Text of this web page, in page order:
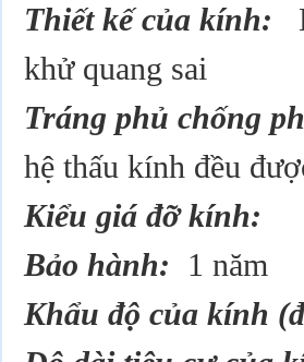
Thiết kế của kính:
khử quang sai
Tráng phủ chống
hệ thấu kính đều
Kiểu giá đỡ kính:
Bảo hành: 1 năm
Khẩu độ của kính